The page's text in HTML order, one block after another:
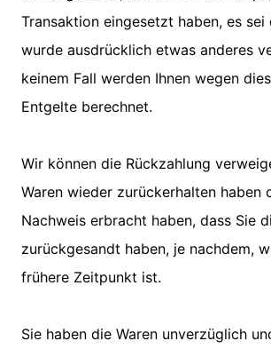
Transaktion eingesetzt haben, es sei
wurde ausdrücklich etwas anderes
keinem Fall werden Ihnen wegen
Entgelte berechnet.
Wir können die Rückzahlung
Waren wieder zurückerhalten haben
Nachweis erbracht haben, dass Sie
zurückgesandt haben, je nachdem,
frühere Zeitpunkt ist.
Sie haben die Waren unverzüglich